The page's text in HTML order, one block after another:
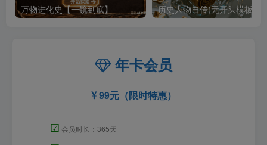
万物进化史【一镜到底】 历史人物自传(无开头模板)
年卡会员
99元（限时特惠）
☑ 会员时长：365天